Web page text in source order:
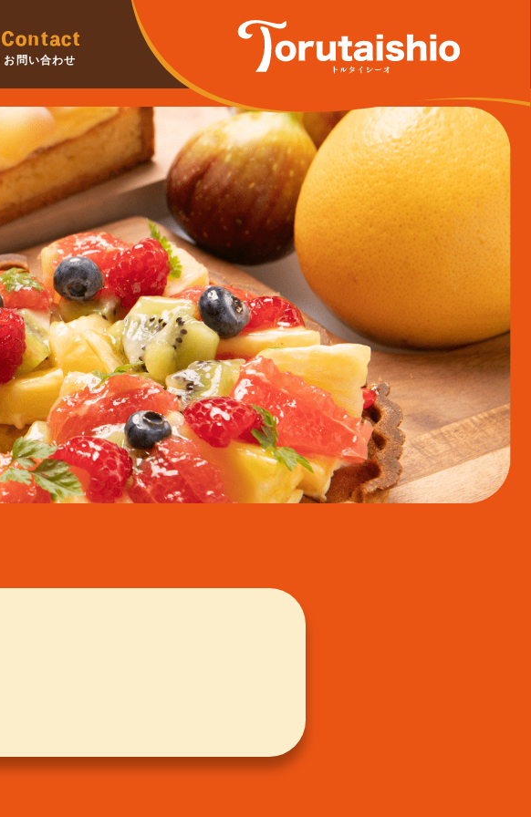
お問い合わせ